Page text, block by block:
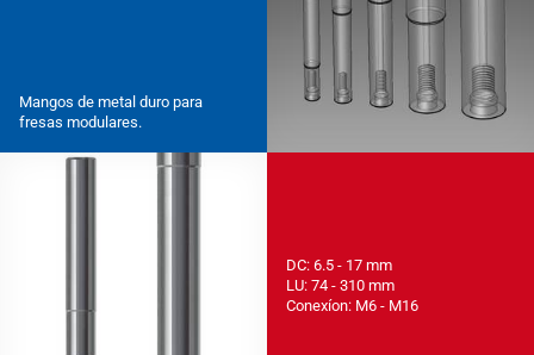
Mangos de metal duro para
fresas modulares.
DC: 6.5 - 17 mm
LU: 74 - 310 mm
Conexíon: M6 - M16